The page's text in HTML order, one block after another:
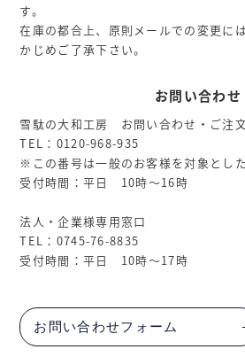
す。
在庫の都合上、原則メールでの変更に
かじめご了承下さい。
お問い合わせ
雪駄の大和工房 お問い合わせ・ご注
TEL：0120-968-935
※この番号は一般のお客様を対象とし
受付時間：平日 10時～16時
法人・企業様専用窓口
TEL：0745-76-8835
受付時間：平日 10時～17時
お問い合わせフォーム